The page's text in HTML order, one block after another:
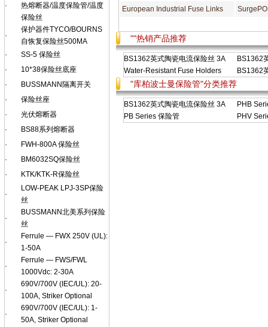
·
热熔断器/温度保险管/温度
保险丝
·
保护器件TYCO/BOURNS
自恢复保险丝500MA
·
SS-5 保险丝
·
10*38保险丝底座
·
BUSSMANN隔离开关
·
保险丝座
·
光伏熔断器
·
BS88系列熔断器
·
FWH-800A 保险丝
·
BM6032SQ保险丝
·
KTK/KTK-R保险丝
·
LOW-PEAK LPJ-3SP保险
丝
·
BUSSMANN北美系列保险
丝
·
Ferrule — FWX 250V (UL):
1-50A
·
Ferrule — FWS/FWL
1000Vdc: 2-30A
·
690V/700V (IEC/UL): 20-
100A, Striker Optional
·
690V/700V (IEC/UL): 1-
50A, Striker Optional
European Industrial Fuse Links
""热销产品推荐
BS1362英式陶瓷电流保险丝 3A
BS1362
Water-Resistant Fuse Holders
BS1362
"库柏波士曼保险管"分类推荐
BS1362英式陶瓷电流保险丝 3A
PHB
PB Series 保险管
PHV